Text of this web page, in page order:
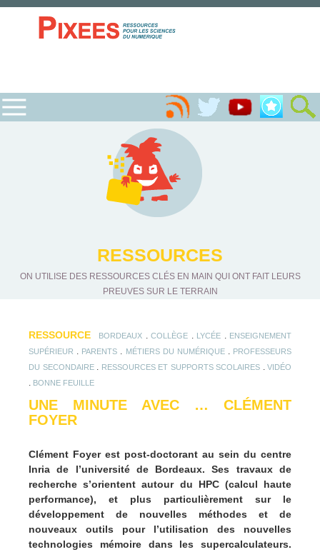
RESSOURCES
ON UTILISE DES RESSOURCES CLÉS EN MAIN QUI ONT FAIT LEURS
PREUVES SUR LE TERRAIN
RESSOURCE BORDEAUX COLLÈGE LYCÉE
ENSEIGNEMENT
SUPÉRIEUR
PARENTS MÉTIERS DU NUMÉRIQUE.
PROFESSEURS
DU SECONDAIRE. RESSOURCES ET SUPPORTS SCOLAIRES VIDÉO
BONNE FEUILLE
UNE MINUTE AVEC … CLÉMENT
FOYER
Clément Foyer est post-doctorant au sein du centre
Inria de l’université de Bordeaux. Ses travaux de
recherche s’orientent autour du HPC (calcul haute
performance), et plus particulièrement sur le
développement de nouvelles méthodes et de
nouveaux outils pour l’utilisation des nouvelles
technologies mémoire dans les supercalculateurs.